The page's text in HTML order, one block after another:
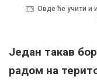
Овде ће учити и
Један такав
радом на